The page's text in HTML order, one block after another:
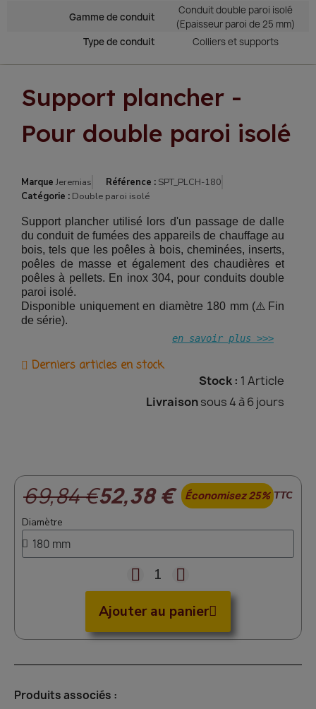
Gamme de conduit
Conduit double paroi isolé
(Epaisseur paroi de 25 mm)
Type de conduit
Colliers et supports
Support plancher -
Pour double paroi isolé
Marque Jeremias Référence : SPT_PLCH-180
Catégorie : Double paroi isolé
Support plancher utilisé lors d'un passage de dalle
du conduit de fumées des appareils de chauffage au
bois, tels que les poêles à bois, cheminées, inserts,
poêles de masse et également des chaudières et
poêles à pellets. En inox 304, pour conduits double
paroi isolé.
Disponible uniquement en diamètre 180 mm (⚠️Fin
de série).
en savoir plus >>>
Derniers articles en stock
Stock : 1 Article
Livraisonsous 4 à 6 jours
69,84 €52,38 € Économisez 25% TTC
Diamètre
Ajouter au panier
Produits associés :